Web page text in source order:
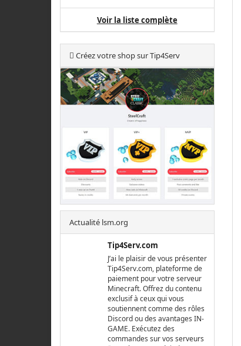
Voir la liste complète
Créez votre shop sur Tip4Serv
Actualité lsm.org
Tip4Serv.com
J’ai le plaisir de vous présenter
Tip4Serv.com, plateforme de
paiement pour votre serveur
Minecraft. Offrez du contenu
exclusif à ceux qui vous
soutiennent comme des rôles
Discord ou des avantages IN-
GAME. Exécutez des
commandes sur vos serveurs